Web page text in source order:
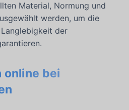
Material, Normung und
werden, um die
der
online bei